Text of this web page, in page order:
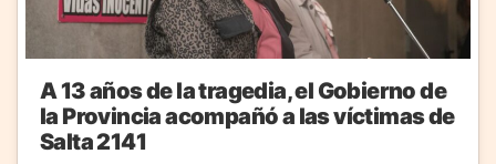
A 13 años de la tragedia, el Gobierno de
la Provincia acompañó a las víctimas de
Salta 2141